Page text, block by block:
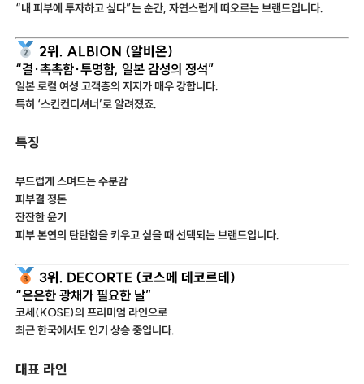
“내 피부에 투자하고 싶다”는 순간, 자연스럽게 떠오르는 브랜드입니다.
2위. ALBION (알비온)
“결·촉촉함·투명함, 일본 감성의 정석”
일본 로컬 여성 고객층의 지지가 매우 강합니다.
특히 ‘스킨컨디셔너’로 알려졌죠.
특징
부드럽게 스며드는 수분감
피부결 정돈
잔잔한 윤기
피부 본연의 탄탄함을 키우고 싶을 때 선택되는 브랜드입니다.
3위. DECORTE (코스메 데코르테)
“은은한 광채가 필요한 날”
코세(KOSE)의 프리미엄 라인으로
최근 한국에서도 인기 상승 중입니다.
대표 라인